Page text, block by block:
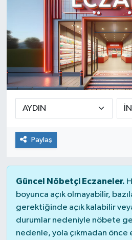
Paylaş
Güncel Nöbetçi Eczaneler.
boyunca açık olmayabilir,
gerektiğinde açık kalabilir
durumlar nedeniyle nöbete
nedenle, yola çıkmadan önce
Haber Arşivi